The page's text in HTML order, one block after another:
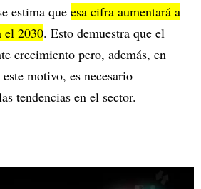
estima que esa cifra aumentará a
el 2030. Esto demuestra que el
crecimiento pero, además, en
motivo, es necesario
tendencias en el sector.